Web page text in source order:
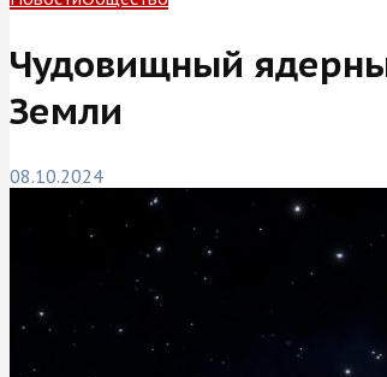
Чудовищный
Земли
08.10.2024